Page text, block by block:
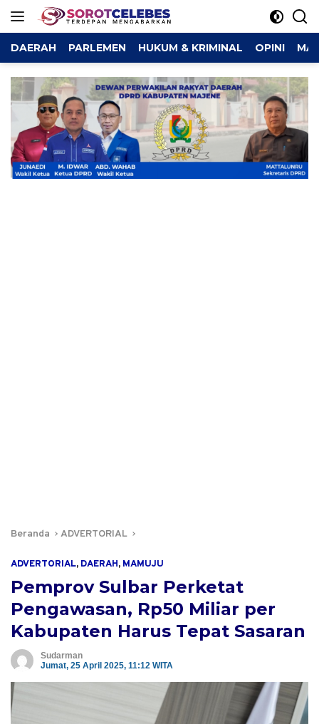
DAERAH PARLEMEN HUKUM & KRIMINAL OPINI
Beranda ADVERTORIAL
ADVERTORIAL, DAERAH, MAMUJU
Pemprov Sulbar Perketat
Pengawasan, Rp50 Miliar per
Kabupaten Harus Tepat Sasaran
Sudarman
Jumat, 25 April 2025, 11:12 WITA